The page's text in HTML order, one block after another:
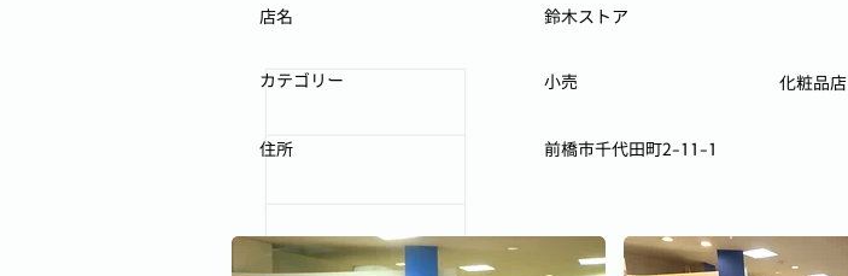
鈴木ストア
店名
小売
カテゴリー 化粧品店
前橋市千代田町2-11-1
住所